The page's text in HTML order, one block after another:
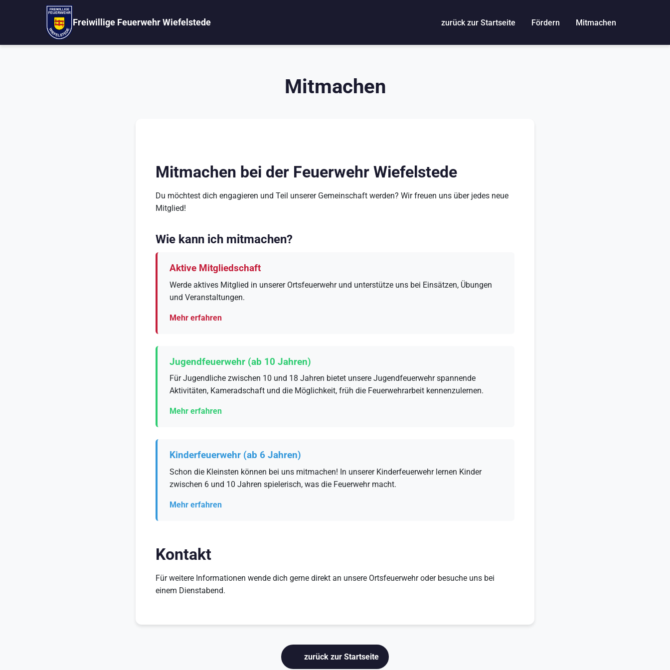
Freiwillige Feuerwehr Wiefelstede zurück zur Startseite Fördern Mitmachen
Mitmachen
Mitmachen bei der Feuerwehr Wiefelstede
Du möchtest dich engagieren und Teil unserer Gemeinschaft werden? Wir freuen uns über jedes neue
Mitglied!
Wie kann ich mitmachen?
Aktive Mitgliedschaft
Werde aktives Mitglied in unserer Ortsfeuerwehr und unterstütze uns bei Einsätzen, Übungen
und Veranstaltungen.
Mehr erfahren
Jugendfeuerwehr (ab 10 Jahren)
Für Jugendliche zwischen 10 und 18 Jahren bietet unsere Jugendfeuerwehr spannende
Aktivitäten, Kameradschaft und die Möglichkeit, früh die Feuerwehrarbeit kennenzulernen.
Mehr erfahren
Kinderfeuerwehr (ab 6 Jahren)
Schon die Kleinsten können bei uns mitmachen! In unserer Kinderfeuerwehr lernen Kinder
zwischen 6 und 10 Jahren spielerisch, was die Feuerwehr macht.
Mehr erfahren
Kontakt
Für weitere Informationen wende dich gerne direkt an unsere Ortsfeuerwehr oder besuche uns bei
einem Dienstabend.
zurück zur Startseite